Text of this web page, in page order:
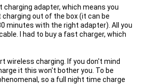
adapter, which means you
out of the box (it can be
minutes with the right adapter). All you
I had to buy a fast charger, which
wireless charging. If you don't mind
it this won't bother you. To be
so a full night time charge